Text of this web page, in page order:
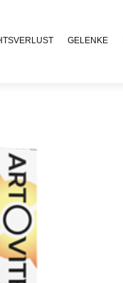
GELENKE